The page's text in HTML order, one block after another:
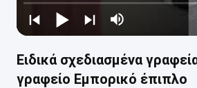
Ειδικά σχεδιασμένα
γραφείο Εμπορικό έπιπλο